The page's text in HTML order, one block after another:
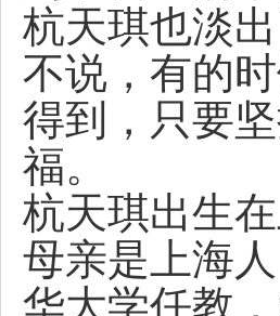
杭天琪也淡
不说，有的
得到，只要
福。
杭天琪出生
母亲是上海
华大学任教